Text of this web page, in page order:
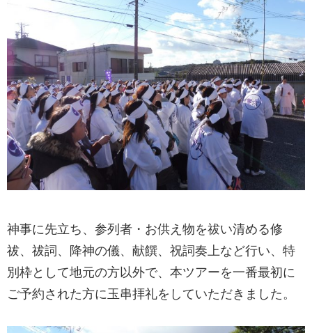
神事に先立ち、参列者・お供え物を祓い清める修
祓、祓詞、降神の儀、献饌、祝詞奏上など行い、特
別枠として地元の方以外で、本ツアーを一番最初に
ご予約された方に玉串拝礼をしていただきました。